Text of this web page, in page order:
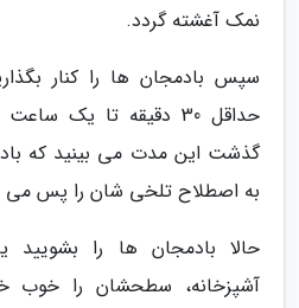
نمک آغشته گردد.
سپس بادمجان ها را کنار
حداقل 30 دقیقه تا یک
گذشت این مدت می بینید که
به اصطلاح تلخی شان را پس می
حالا بادمجان ها را
آشپزخانه، سطحشان را خوب